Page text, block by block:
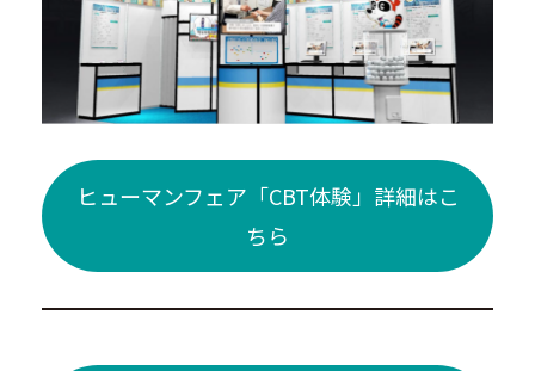
ヒューマンフェア「CBT体験」詳細はこ
ちら